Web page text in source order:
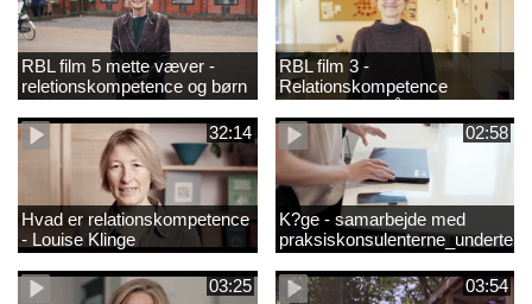
RBL film 5 mette væver -
reletionskompetence og børn
i udsatte positioner
RBL film 3 -
Relationskompetence
Pædagogens råd
32:14
Hvad er relationskompetence
- Louise Klinge
02:58
K?ge - samarbejde med
03:25 03:54